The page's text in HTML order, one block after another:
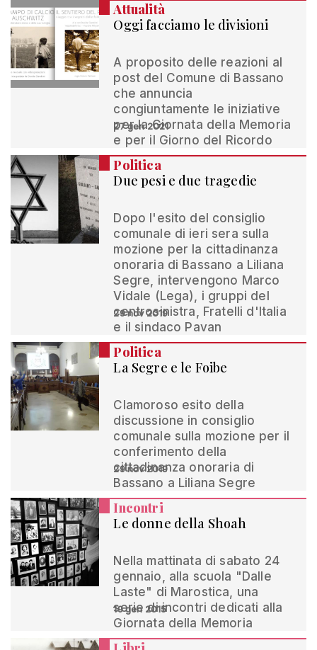
Attualità
Oggi facciamo le divisioni
A proposito delle reazioni al
post del Comune di Bassano
che annuncia
congiuntamente le iniziative
per la Giornata della Memoria
e per il Giorno del Ricordo
27 gen 2021
Politica
Due pesi e due tragedie
Dopo l'esito del consiglio
comunale di ieri sera sulla
mozione per la cittadinanza
onoraria di Bassano a Liliana
Segre, intervengono Marco
Vidale (Lega), i gruppi del
centrosinistra, Fratelli d'Italia
e il sindaco Pavan
29 nov 2019
Politica
La Segre e le Foibe
Clamoroso esito della
discussione in consiglio
comunale sulla mozione per il
conferimento della
cittadinanza onoraria di
Bassano a Liliana Segre
29 nov 2019
Incontri
Le donne della Shoah
Nella mattinata di sabato 24
gennaio, alla scuola "Dalle
Laste" di Marostica, una
serie di incontri dedicati alla
Giornata della Memoria
19 gen 2015